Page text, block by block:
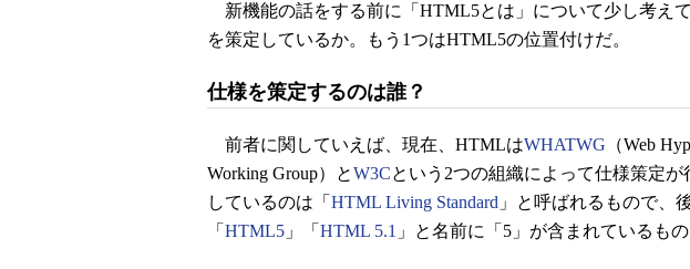
新機能の話をする前に「HTML5とは」について少し考え
を策定しているか。もう1つはHTML5の位置付けだ。
仕様を策定するのは誰？
前者に関していえば、現在、HTMLはWHATWG （Web
Working Group）とW3Cという2つの組織によって仕様策定
しているのは「 HTML Living Standard 」と呼ばれるもので、
「 HTML5 」「 HTML 5.1 」と名前に「5」が含まれているもの